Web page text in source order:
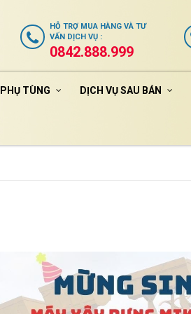
HỖ TRỢ MUA HÀNG VÀ TƯ
VẤN DỊCH VỤ :
0842.888.999
PHỤ TÙNG DỊCH VỤ SAU BÁN